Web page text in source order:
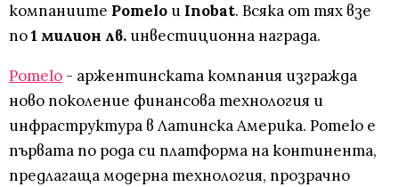
компаниите Pomelo и Inobat. Всяка от тях взе
по1 милион лв. инвестиционна награда.
Pomelo - аржентинската компания изгражда
ново поколение финансова технология и
инфраструктура в Латинска Америка. Pomelo е
първата по рода си платформа на континента,
предлагаща модерна технология, прозрачно